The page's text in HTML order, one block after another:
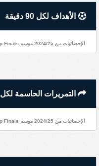
الأهداف لكل 90 دقيقة
الإحصائيات من 2024/25 موسم Liga TDP Group Finals
التمريرات الحاسمة لكل 90 دقيقة
الإحصائيات من 2024/25 موسم Liga TDP Group Finals